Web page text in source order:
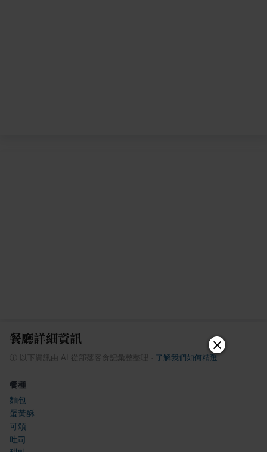
餐廳詳細資訊
ⓘ 以下資訊由 AI 從部落客食記彙整整理 了解我們如何精選
餐種
麵包
蛋黃酥
可頌
吐司